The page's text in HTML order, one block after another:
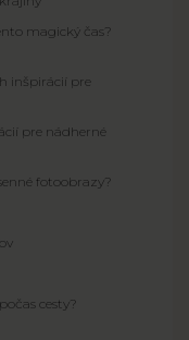
magický čas?
inšpirácií pre
pre nádherné
fotoobrazy?
cesty?